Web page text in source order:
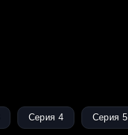
Серия 4 Серия 5